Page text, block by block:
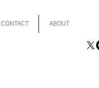
CONTACT ABOUT